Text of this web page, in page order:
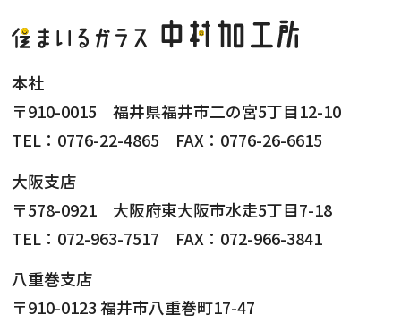
本社
〒910-0015 福井県福井市二の宮5丁目12-10
TEL：0776-22-4865 FAX：0776-26-6615
大阪支店
〒578-0921 大阪府東大阪市水走5丁目7-18
TEL：072-963-7517 FAX：072-966-3841
八重巻支店
〒910-0123 福井市八重巻町17-47